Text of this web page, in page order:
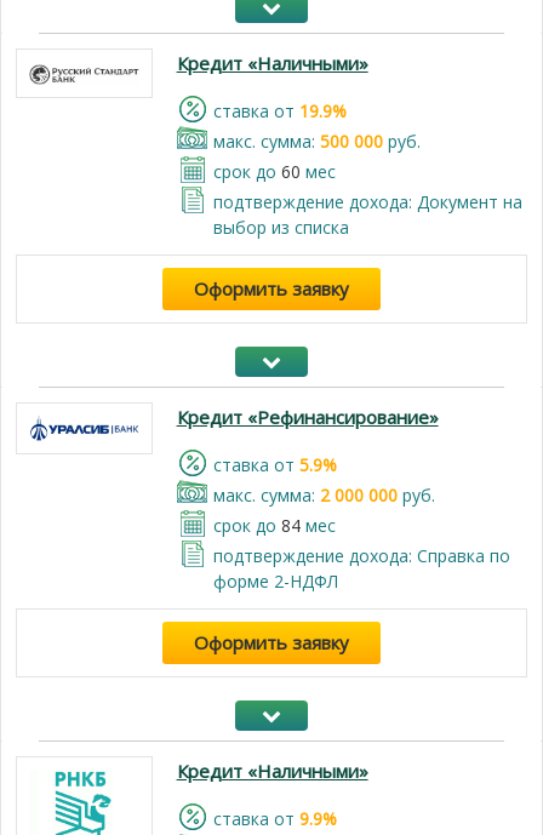
Кредит «Наличными»
cтавка от 19.9%
макс. сумма: 500 000руб.
срок до 60 мес
подтверждение дохода: Документ на
выбор из списка
Оформить заявку
Кредит «Рефинансирование»
cтавка от 5.9%
макс. сумма: 2 000 000руб.
срок до 84мес
подтверждение дохода: Справка по
форме 2-НДФЛ
Оформить заявку
Кредит «Наличными»
cтавка от 9.9%